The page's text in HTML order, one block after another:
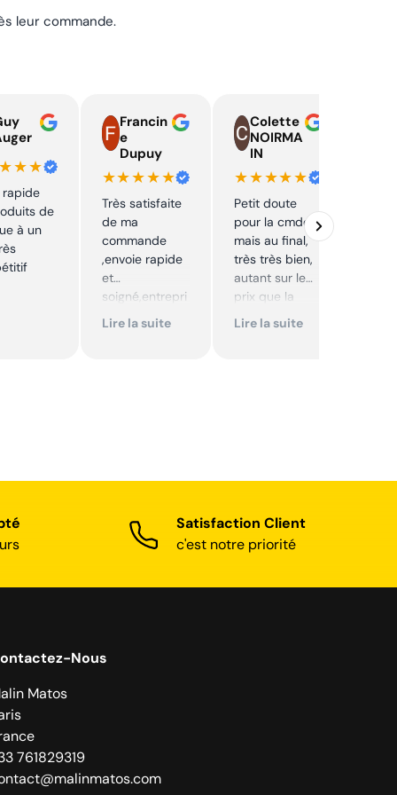
leur commande.
rapide
de
à un
Francin
e
Dupuy
★★★★★
Très satisfaite
de ma
commande
,envoie rapide
et
soigné,entrepri
se sérieuse
Lire la suite
Colette
NOIRMA
IN
★★★★★
Petit doute
pour la cmde,
mais au final,
très très bien,
autant sur le
prix que la
qualité sur le
Lire la suite
Satisfaction Client
c'est notre priorité
Nous
Matos
761829319